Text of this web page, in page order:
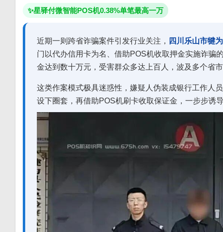
✨星驿付微智能POS机0.38%单笔最高一万
近期一则跨省诈骗案件引发行业关注， 四川乐山市犍
门以代办信用卡为名、借助POS机收取押金实施诈骗
金达到数十万元，受害群众多达上百人，波及多个省市
这类作案模式极具迷惑性，嫌疑人伪装成银行工作人
设下圈套，再借助POS机刷卡收取保证金，一步步诱